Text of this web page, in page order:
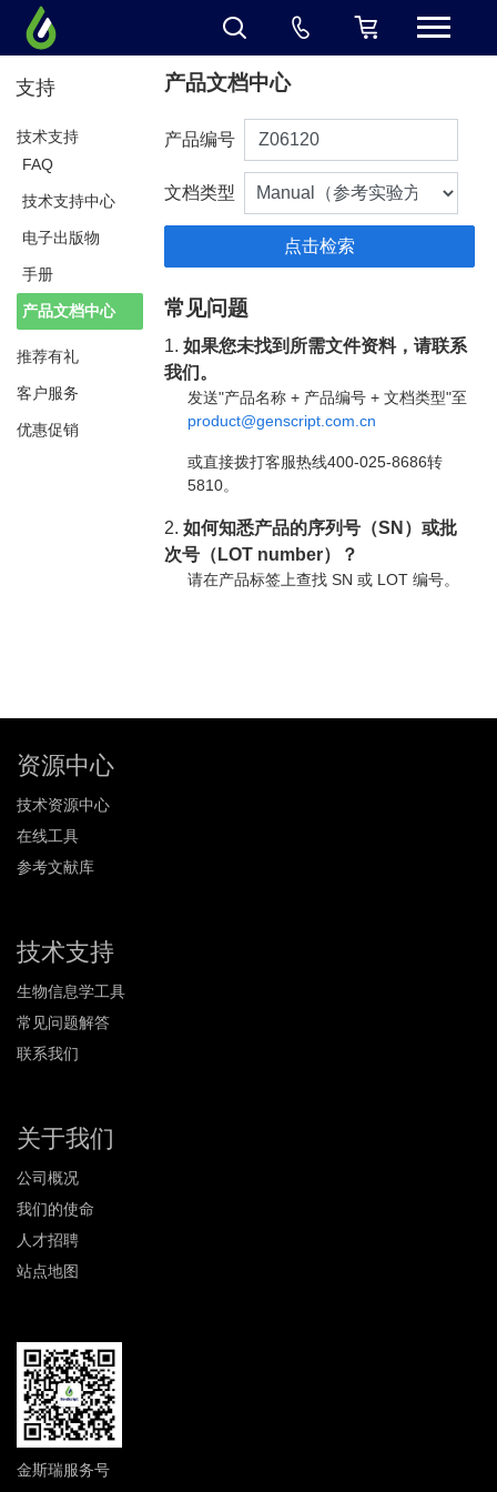
支持
技术支持
FAQ
技术支持中心
电子出版物
手册
产品文档中心
推荐有礼
客户服务
优惠促销
产品文档中心
产品编号
文档类型
常见问题
1.如果您未找到所需文件资料，请联系
我们。
发送"产品名称 + 产品编号 + 文档类型"至
product@genscript.com.cn
或直接拨打客服热线400-025-8686转
5810。
2.如何知悉产品的序列号（SN）或批
次号（LOT number）？
请在产品标签上查找 SN 或 LOT 编号。
资源中心
技术资源中心
在线工具
参考文献库
技术支持
生物信息学工具
常见问题解答
联系我们
关于我们
公司概况
我们的使命
人才招聘
站点地图
金斯瑞服务号